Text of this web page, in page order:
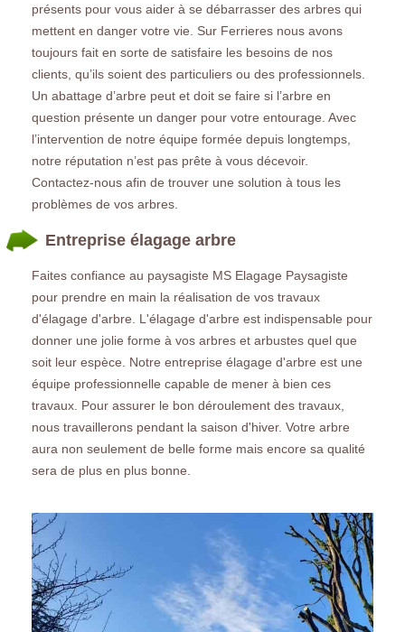
présents pour vous aider à se débarrasser des arbres qui
mettent en danger votre vie. Sur Ferrieres nous avons
toujours fait en sorte de satisfaire les besoins de nos
clients, qu’ils soient des particuliers ou des professionnels.
Un abattage d’arbre peut et doit se faire si l’arbre en
question présente un danger pour votre entourage. Avec
l’intervention de notre équipe formée depuis longtemps,
notre réputation n’est pas prête à vous décevoir.
Contactez-nous afin de trouver une solution à tous les
problèmes de vos arbres.
Entreprise élagage arbre
Faites confiance au paysagiste MS Elagage Paysagiste
pour prendre en main la réalisation de vos travaux
d'élagage d'arbre. L'élagage d'arbre est indispensable pour
donner une jolie forme à vos arbres et arbustes quel que
soit leur espèce. Notre entreprise élagage d'arbre est une
équipe professionnelle capable de mener à bien ces
travaux. Pour assurer le bon déroulement des travaux,
nous travaillerons pendant la saison d'hiver. Votre arbre
aura non seulement de belle forme mais encore sa qualité
sera de plus en plus bonne.